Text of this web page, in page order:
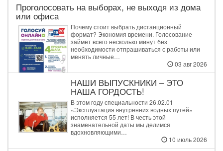
Проголосовать на выборах, не выходя из дома
или офиса
Почему стоит выбрать дистанционный
формат? Экономия времени. Голосование
займет всего несколько минут без
необходимости отпрашиваться с работы или
менять личные…
03 авг 2026
НАШИ ВЫПУСКНИКИ – ЭТО
НАША ГОРДОСТЬ!
В этом году специальности 26.02.01
«Эксплуатация внутренних водных путей»
исполняется 55 лет! В честь этой
знаменательной даты мы делимся
вдохновляющими…
10 июль 2026